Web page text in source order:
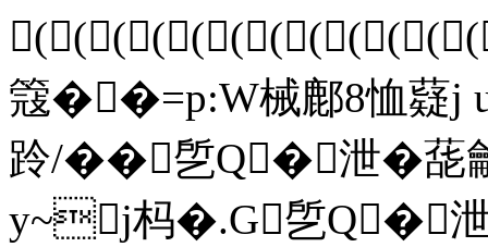
簆��=p:W械鄜8恤薿
跉/� �乺Q�泄�蒊
y~j杩�.G乺Q�泄